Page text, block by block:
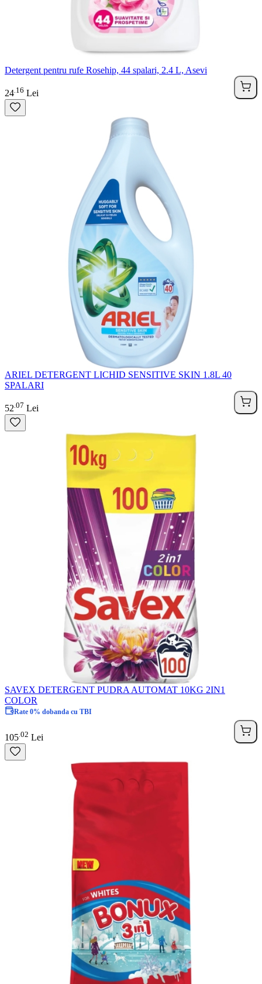
Detergent pentru rufe Rosehip, 44 spalari, 2.4 L, Asevi
24 16 Lei
ARIEL DETERGENT LICHID SENSITIVE SKIN 1.8L 40
SPALARI
52 07 Lei
SAVEX DETERGENT PUDRA AUTOMAT 10KG 2IN1
COLOR
Rate 0% dobanda cu TBI
105 02 Lei